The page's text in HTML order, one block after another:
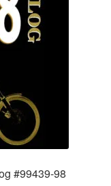
#99439-98